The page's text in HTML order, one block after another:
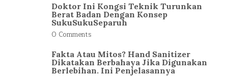
Doktor Ini Kongsi Teknik Turunkan
Berat Badan Dengan Konsep
SukuSukuSeparuh
0 Comments
Fakta Atau Mitos? Hand Sanitizer
Dikatakan Berbahaya Jika Digunakan
Berlebihan. Ini Penjelasannya